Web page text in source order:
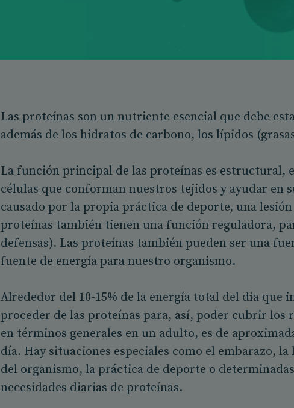
Las proteínas son un nutriente esencial que debe
además de los hidratos de carbono, los lípidos
La función principal de las proteínas es estructural,
células que conforman nuestros tejidos y ayudar en
causado por la propia práctica de deporte, una
proteínas también tienen una función reguladora,
defensas). Las proteínas también pueden ser una
fuente de energía para nuestro organismo.
Alrededor del 10-15% de la energía total del día que
proceder de las proteínas para, así, poder cubrir
en términos generales en un adulto, es de
día. Hay situaciones especiales como el embarazo,
del organismo, la práctica de deporte o
necesidades diarias de proteínas.